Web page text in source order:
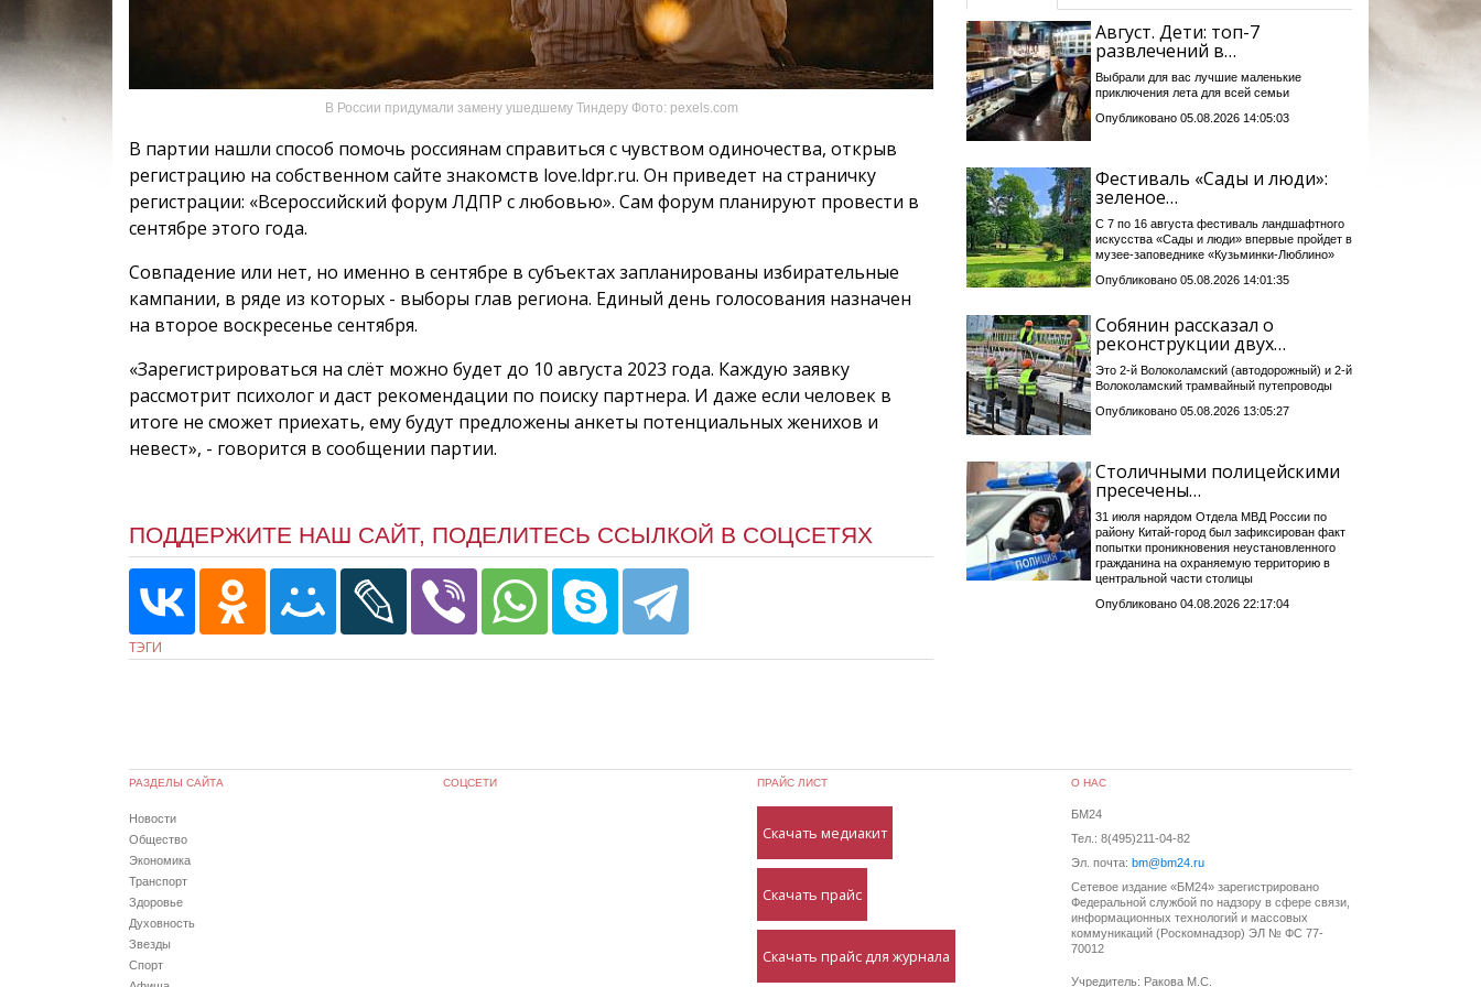
В России придумали замену ушедшему Тиндеру Фото: pexels.com
В партии нашли способ помочь россиянам справиться с чувством одиночества, открыв
регистрацию на собственном сайте знакомств love.ldpr.ru. Он приведет на страничку
регистрации: «Всероссийский форум ЛДПР с любовью». Сам форум планируют провести в
сентябре этого года.
Совпадение или нет, но именно в сентябре в субъектах запланированы избирательные
кампании, в ряде из которых - выборы глав региона. Единый день голосования назначен
на второе воскресенье сентября.
«Зарегистрироваться на слёт можно будет до 10 августа 2023 года. Каждую заявку
рассмотрит психолог и даст рекомендации по поиску партнера. И даже если человек в
итоге не сможет приехать, ему будут предложены анкеты потенциальных женихов и
невест», - говорится в сообщении партии.
ПОДДЕРЖИТЕ НАШ САЙТ, ПОДЕЛИТЕСЬ ССЫЛКОЙ В СОЦСЕТЯХ
ТЭГИ
Август. Дети: топ-7
развлечений в…
Выбрали для вас лучшие маленькие
приключения лета для всей семьи
Опубликовано 05.08.2026 14:05:03
Фестиваль «Сады и люди»:
зеленое…
С 7 по 16 августа фестиваль ландшафтного
искусства «Сады и люди» впервые пройдет в
музее-заповеднике «Кузьминки-Люблино»
Опубликовано 05.08.2026 14:01:35
Собянин рассказал о
реконструкции двух…
Это 2-й Волоколамский (автодорожный) и 2-й
Волоколамский трамвайный путепроводы
Опубликовано 05.08.2026 13:05:27
Столичными полицейскими
пресечены…
31 июля нарядом Отдела МВД России по
району Китай-город был зафиксирован факт
попытки проникновения неустановленного
гражданина на охраняемую территорию в
центральной части столицы
Опубликовано 04.08.2026 22:17:04
РАЗДЕЛЫ САЙТА
Новости
Общество
Экономика
Транспорт
Здоровье
Духовность
Звезды
Спорт
СОЦСЕТИ ПРАЙС ЛИСТ
Скачать медиакит
Скачать прайс
Скачать прайс для журнала
О НАС
БМ24
Тел.: 8(495)211-04-82
Эл. почта: bm@bm24.ru
Сетевое издание «БМ24» зарегистрировано
Федеральной службой по надзору в сфере связи,
информационных технологий и массовых
коммуникаций (Роскомнадзор) ЭЛ № ФС 77-
70012
Учредитель: Ракова М.С.